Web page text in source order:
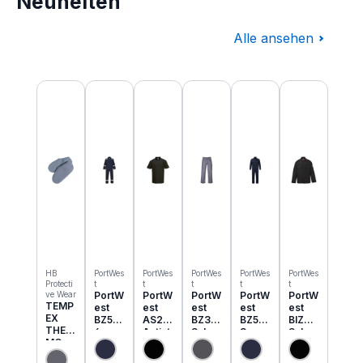
Alle ansehen
Produktgalerie überspringen
HB
Protecti
ve Wear
TEMP
EX
THER
MO
Einzie
PortWes
t
PortW
est
BZ50
6
Classi
c
PortWes
t
PortW
est
AS21
Antist
atik
ESD
PortWes
t
PortW
est
BZ31
Schw
eisser
Cargo
PortWes
t
PortW
est
BZ52
3
Bizwe
ld
PortWes
t
PortW
est
BIZ2
Schw
eisser
Jacke